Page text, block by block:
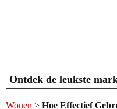
Ontdek de leukste
Wonen > Hoe Effectief